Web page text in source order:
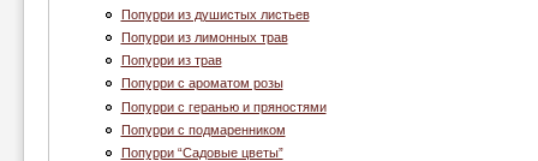
Попурри из душистых листьев
Попурри из лимонных трав
Попурри из трав
Попурри с ароматом розы
Попурри с геранью и пряностями
Попурри с подмаренником
Попурри “Cадовые цветы”